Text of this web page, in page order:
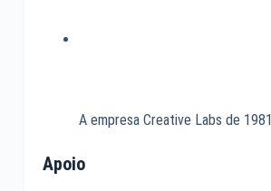
A empresa Creative Labs de 1981
Apoio